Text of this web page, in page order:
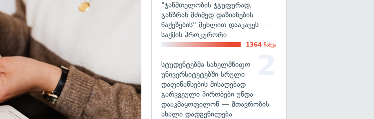
"ჯანმთელობის ჯგუფურად,
განზრახ მძიმედ დაზიანების
წაქეზების" მუხლით დააკავეს —
საქმის პროკურორი
1364 ნახვა
სტუდენტებმა სახელმწიფო
უნივერსიტეტებში სრული
დაფინანსების მისაღებად
გარკვეული პირობები უნდა
დააკმაყოფილონ — მთავრობის
ახალი დადგენილება